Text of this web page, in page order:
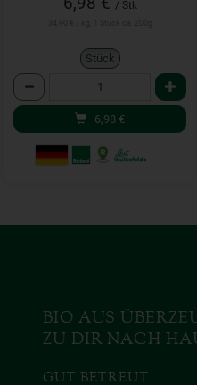
/ Stk
Stück
Anzahl
6,98 €
BIO AUS
ZU DIR NACH
GUT BETREUT